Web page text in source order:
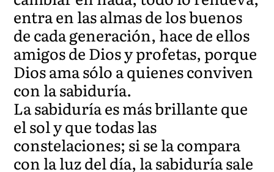
entra en las almas de los buenos
de cada generación, hace de ellos
amigos de Dios y profetas, porque
Dios ama sólo a quienes conviven
con la sabiduría.
La sabiduría es más brillante que
el sol y que todas las
constelaciones; si se la compara
con la luz del día, la sabiduría sale